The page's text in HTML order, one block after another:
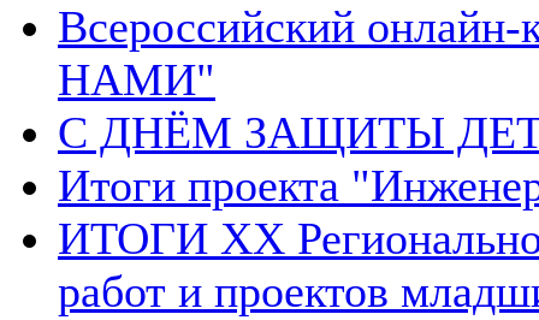
Всероссийский
НАМИ"
С ДНЁМ ЗАЩИТЫ
Итоги проекта
ИТОГИ XX
работ и проектов